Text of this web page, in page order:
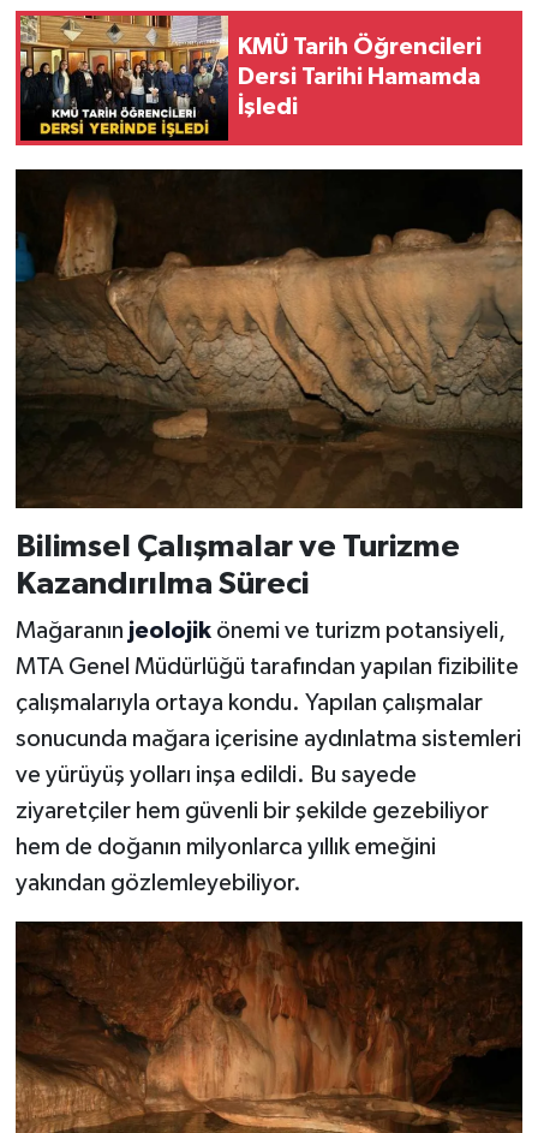
KMÜ Tarih Öğrencileri
Dersi Tarihi Hamamda
İşledi
Bilimsel Çalışmalar ve Turizme
Kazandırılma Süreci
Mağaranın jeolojikönemi ve turizm potansiyeli,
MTA Genel Müdürlüğü tarafından yapılan fizibilite
çalışmalarıyla ortaya kondu. Yapılan çalışmalar
sonucunda mağara içerisine aydınlatma sistemleri
ve yürüyüş yolları inşa edildi. Bu sayede
ziyaretçiler hem güvenli bir şekilde gezebiliyor
hem de doğanın milyonlarca yıllık emeğini
yakından gözlemleyebiliyor.